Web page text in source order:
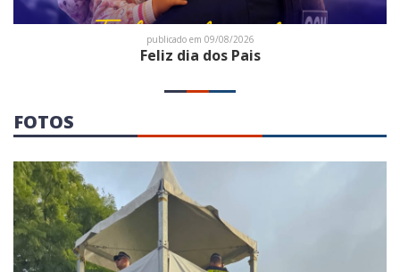
publicado em 09/08/2026
Feliz dia dos Pais
FOTOS